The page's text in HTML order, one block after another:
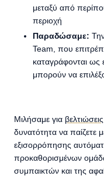
μεταξύ από
περιοχή
Παραδώσαμε:
Team, που
καταγράφονται ως
μπορούν να
Μιλήσαμε για
δυνατότητα να παίζετε
εξισορρόπησης
προκαθορισμένων
συμπαικτών και της